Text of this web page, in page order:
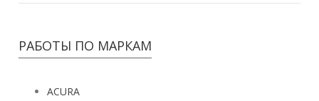
РАБОТЫ ПО МАРКАМ
ACURA